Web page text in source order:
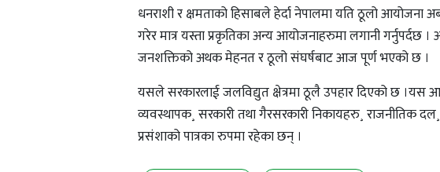
धनराशी र क्षमताको हिसाबले हेर्दा नेपालमा यति ठूलो
गरेर मात्र यस्ता प्रकृतिका अन्य आयोजनाहरुमा लगानी गर्नुपर्दछ
जनशक्तिको अथक मेहनत र ठूलो संघर्षबाट आज पूर्ण भएको छ ।
यसले सरकारलाई जलविद्युत क्षेत्रमा ठूलै उपहार दिएको छ ।यस
व्यवस्थापक¸ सरकारी तथा गैरसरकारी निकायहरु¸ राजनीतिक
प्रसंशाको पात्रका रुपमा रहेका छन् ।